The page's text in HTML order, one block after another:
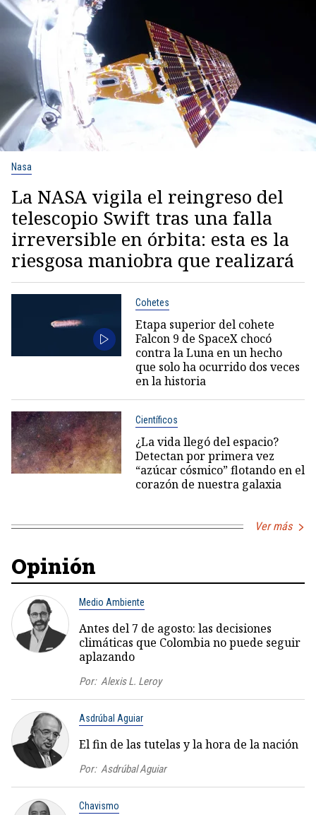
Nasa
La NASA vigila el reingreso del
telescopio Swift tras una falla
irreversible en órbita: esta es la
riesgosa maniobra que realizará
Cohetes
Etapa superior del cohete
Falcon 9 de SpaceX chocó
contra la Luna en un hecho
que solo ha ocurrido dos veces
en la historia
Científicos
¿La vida llegó del espacio?
Detectan por primera vez
“azúcar cósmico” flotando en el
corazón de nuestra galaxia
Ver más
Opinión
Medio Ambiente
Antes del 7 de agosto: las decisiones
climáticas que Colombia no puede seguir
aplazando
Por: Alexis L. Leroy
Asdrúbal Aguiar
El fin de las tutelas y la hora de la nación
Por: Asdrúbal Aguiar
Chavismo